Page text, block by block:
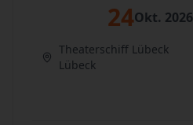
24Okt. 2026
Theaterschiff Lübeck
Lübeck